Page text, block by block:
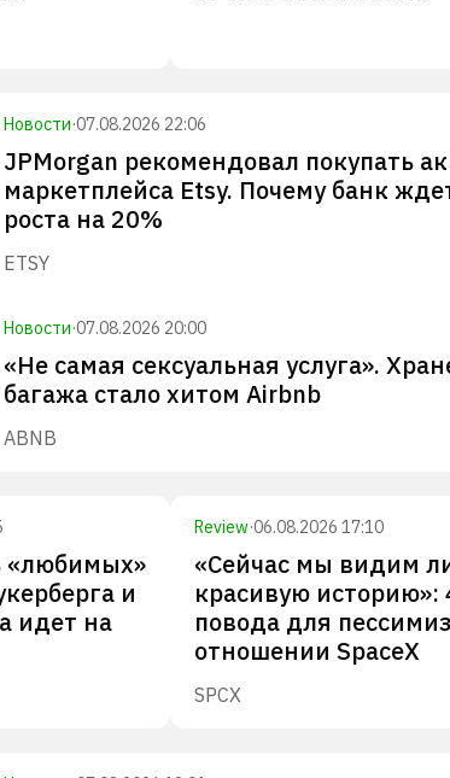
Новости·07.08.2026 22:06
JPMorgan рекомендовал покупать
маркетплейса Etsy. Почему банк
роста на 20%
ETSY
Новости·07.08.2026 20:00
«Не самая сексуальная услуга».
багажа стало хитом Airbnb
ABNB
«любимых»
и
идет на
Review·06.08.2026 17:10
«Сейчас мы видим
красивую историю»:
повода для
отношении SpaceX
SPCX